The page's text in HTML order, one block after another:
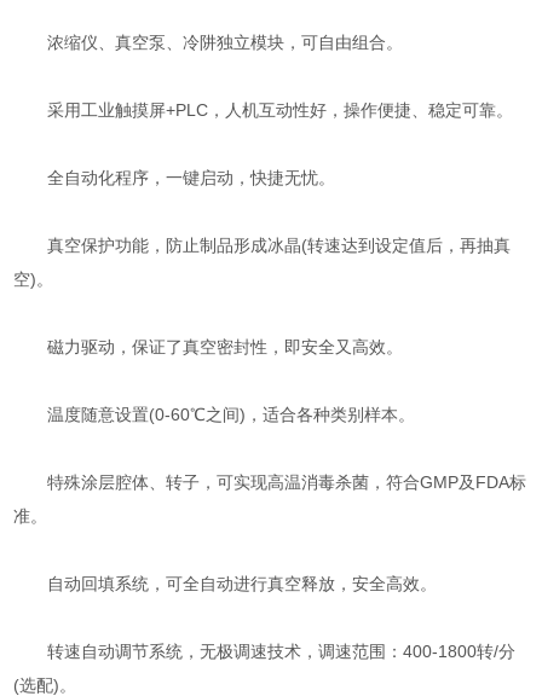
浓缩仪、真空泵、冷阱独立模块，可自由组合。
采用工业触摸屏+PLC，人机互动性好，操作便捷、稳定可靠。
全自动化程序，一键启动，快捷无忧。
真空保护功能，防止制品形成冰晶(转速达到设定值后，再抽真
空)。
磁力驱动，保证了真空密封性，即安全又高效。
温度随意设置(0-60℃之间)，适合各种类别样本。
特殊涂层腔体、转子，可实现高温消毒杀菌，符合GMP及FDA标
准。
自动回填系统，可全自动进行真空释放，安全高效。
转速自动调节系统，无极调速技术，调速范围：400-1800转/分
(选配)。